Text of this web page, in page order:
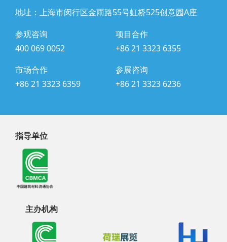
地址：上海市闵行区金雨路55号虹桥525创意园A座
参观咨询
400 069 0052
项目合作
+86 21 3323 6355
市场合作
+86 21 3323 6359
参展咨询
+86 21 3323 6236
指导单位
主办机构